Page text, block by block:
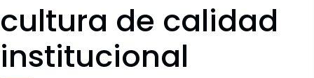
cultura de calidad
institucional